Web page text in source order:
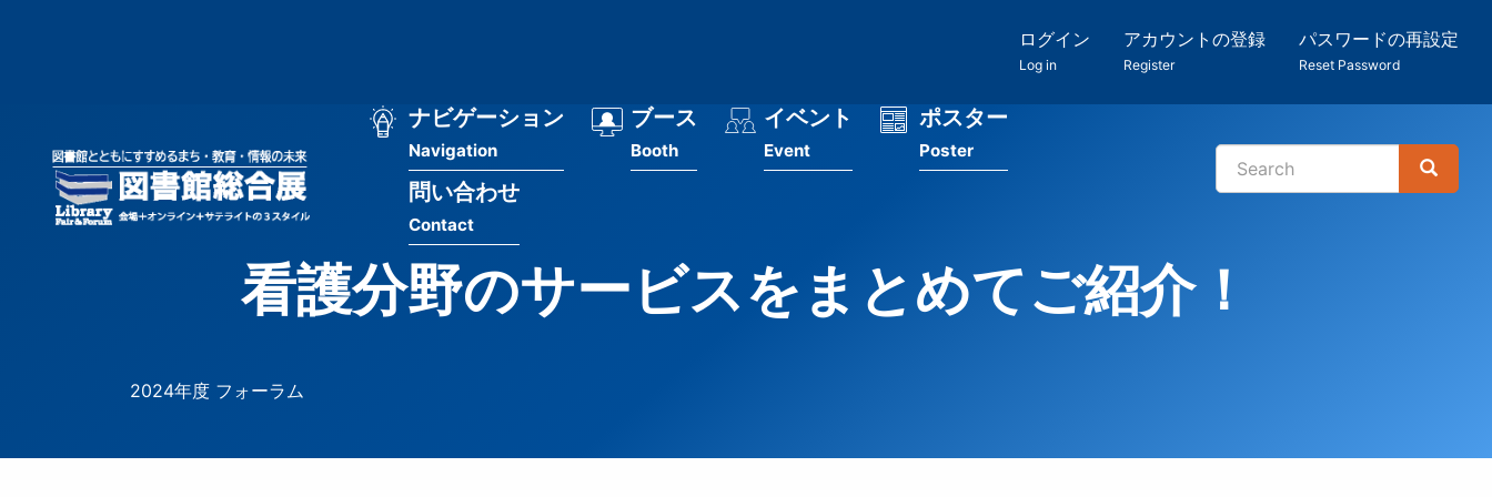
ー
ザ
ログイン
Log in
アカウントの登録
Register
パスワードの再設定
Reset Password
メ
ナ
ビ
ョ
ナビゲーション
Navigation
ブース
Booth
イベント
Event
ポスター
Poster
問い合わせ
Contact
検
Search
Search
看護分野のサービスをまとめてご紹介！
2024年度 フォーラム